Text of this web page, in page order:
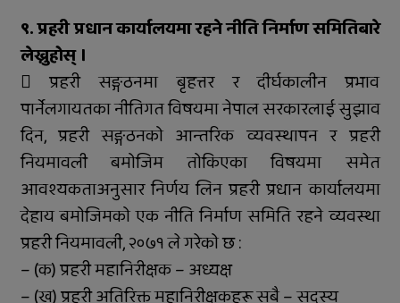
९. प्रहरी प्रधान कार्यालयमा रहने नीति निर्माण समितिबारे
लेख्नुहोस् ।
 प्रहरी सङ्गठनमा बृहत्तर र दीर्घकालीन प्रभाव
पार्नेलगायतका नीतिगत विषयमा नेपाल सरकारलाई सुझाव
दिन, प्रहरी सङ्गठनको आन्तरिक व्यवस्थापन र प्रहरी
नियमावली बमोजिम तोकिएका विषयमा समेत
आवश्यकताअनुसार निर्णय लिन प्रहरी प्रधान कार्यालयमा
देहाय बमोजिमको एक नीति निर्माण समिति रहने व्यवस्था
प्रहरी नियमावली, २०७१ ले गरेको छ :
– (क) प्रहरी महानिरीक्षक – अध्यक्ष
– (ख) प्रहरी अतिरिक्त महानिरीक्षकहरू सबै – सदस्य